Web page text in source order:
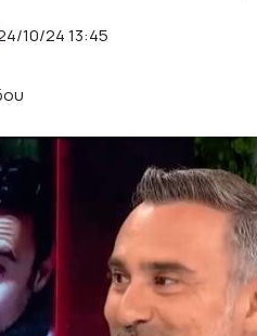
10/24 13:45